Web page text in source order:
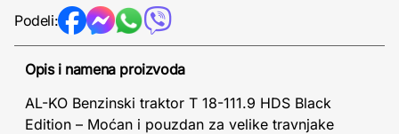
Podeli:
Opis i namena proizvoda
AL-KO Benzinski traktor T 18-111.9 HDS Black
Edition – Moćan i pouzdan za velike travnjake